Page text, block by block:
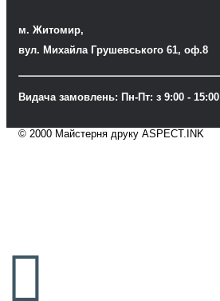
м. Житомир,
вул. Михайла Грушевського 61, оф.8
Видача замовлень: Пн-Пт: з 9:00 - 15:00
© 2000 Майстерня друку ASPECT.INK